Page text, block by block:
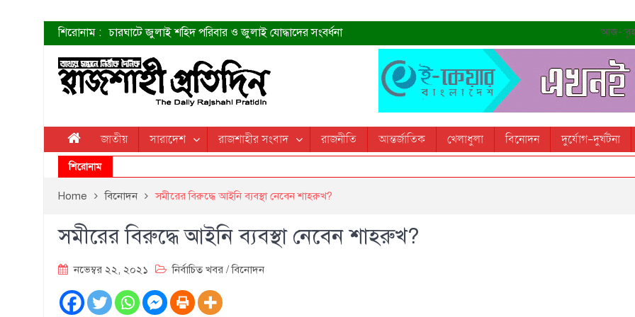
শিরোনাম : চারঘাটে জুলাই শহিদ পরিবার ও জুলাই যোদ্ধাদের সংবর্ধনা
শহীদদের প্রত্যাশা এখনো পূরণ হয়নি: ডা. শফিকুর রহমান
ত্বক ভালো রাখতে যে ৫ কাজ করবেন
জুলাই স্মৃতি জাদুঘরের দুয়ার খুলেছে উদ্বোধন করলেন প্রধানমন্ত্রী
শাহরুখের নতুন সিনেমার লুক
কোয়ার্টার ফাইনালে নেইমারের দুর্দান্ত অ্যাসিস্টে সান্তোস
ডেনিস লিয়ামিন রাশিয়ার ড্রোন বাহিনীর প্রধান হলেন
জুলাই শহিদদের আত্মত্যাগ জাতি চিরকাল শ্রদ্ধার সাথে স্মরণ করবে: ভূমিমন্ত্রী
আজ-
জাতীয় সারাদেশ রাজশাহীর সংবাদ রাজনীতি আন্তর্জাতিক খেলাধুলা বিনোদন দুর্যোগ-দুর্ঘটনা
শিরোনাম
Home বিনোদন সমীরের বিরুদ্ধে আইনি ব্যবস্থা নেবেন শাহরুখ?
সমীরের বিরুদ্ধে আইনি ব্যবস্থা নেবেন শাহরুখ?
নভেম্বর ২২, ২০২১ নির্বাচিত খবর /বিনোদন